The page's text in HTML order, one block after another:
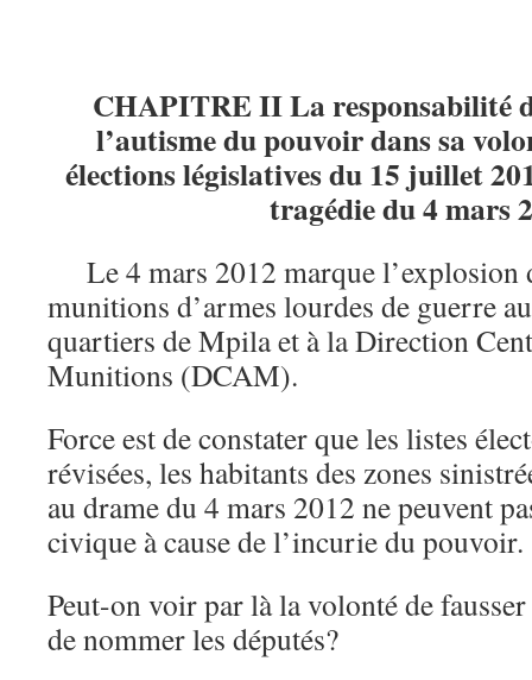
CHAPITRE II La responsabilité
l’autisme du pouvoir dans sa
élections législatives du 15 juillet
tragédie du 4 mars
Le 4 mars 2012 marque l’explosion
munitions d’armes lourdes de guerre
quartiers de Mpila et à la Direction
Munitions (DCAM).
Force est de constater que les listes
révisées, les habitants des zones
au drame du 4 mars 2012 ne peuvent
civique à cause de l’incurie du pouvoir.
Peut-on voir par là la volonté de
de nommer les députés?